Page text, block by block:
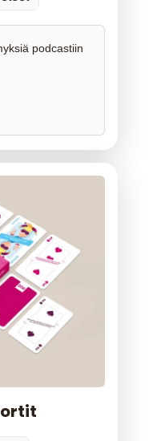
podcastiin